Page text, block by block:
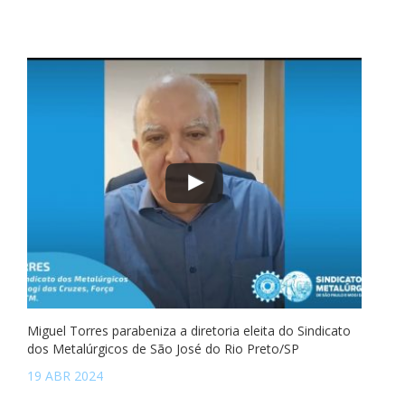
Miguel Torres parabeniza a diretoria eleita do Sindicato
dos Metalúrgicos de São José do Rio Preto/SP
19 ABR 2024